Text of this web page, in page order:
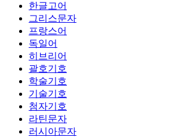
한글고어
그리스문자
프랑스어
독일어
히브리어
괄호기호
학술기호
기술기호
첨자기호
라틴문자
러시아문자